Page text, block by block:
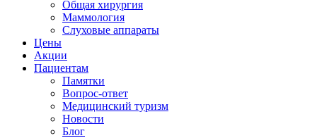
Общая хирургия
Маммология
Слуховые аппараты
Цены
Акции
Пациентам
Памятки
Вопрос-ответ
Медицинский туризм
Новости
Блог